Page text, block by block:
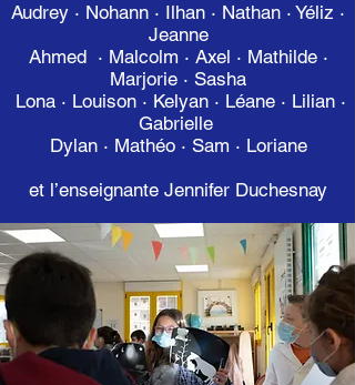
Audrey · Nohann · Ilhan · Nathan · Yéliz ·
Jeanne
Ahmed · Malcolm · Axel · Mathilde ·
Marjorie · Sasha
Lona · Louison · Kelyan · Léane · Lilian ·
Gabrielle
Dylan · Mathéo · Sam · Loriane
et l’enseignante Jennifer Duchesnay